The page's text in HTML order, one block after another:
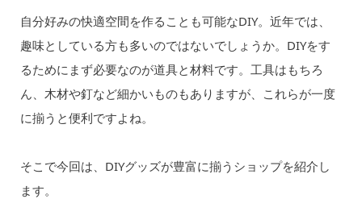
自分好みの快適空間を作ることも可能なDIY。近年では、
趣味としている方も多いのではないでしょうか。DIYをす
るためにまず必要なのが道具と材料です。工具はもちろ
ん、木材や釘など細かいものもありますが、これらが一度
に揃うと便利ですよね。
そこで今回は、DIYグッズが豊富に揃うショップを紹介し
ます。